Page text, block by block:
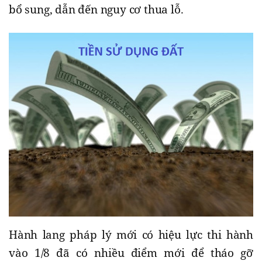
bổ sung, dẫn đến nguy cơ thua lỗ.
Hành lang pháp lý mới có hiệu lực thi hành
vào 1/8 đã có nhiều điểm mới để tháo gỡ